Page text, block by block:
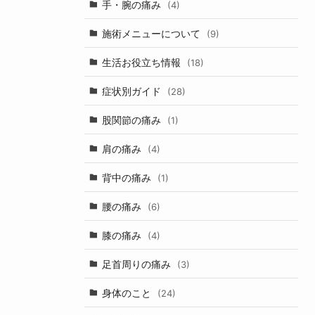
手・腕の痛み (4)
施術メニューについて (9)
生活お役立ち情報 (18)
症状別ガイド (28)
股関節の痛み (1)
肩の痛み (4)
背中の痛み (1)
腰の痛み (6)
膝の痛み (4)
足首周りの痛み (3)
身体のこと (24)